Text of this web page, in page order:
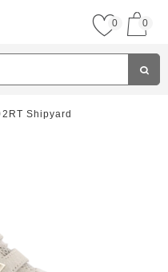
0 0
Shipyard